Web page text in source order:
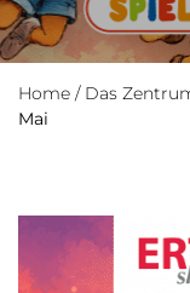
Home / Das
Mai